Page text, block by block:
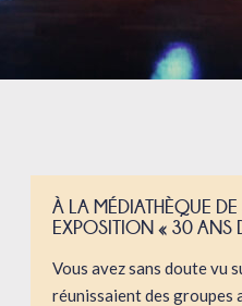
À LA MÉDIATHÈQUE
EXPOSITION « 30 ANS
Vous avez sans doute vu
réunissaient des groupes